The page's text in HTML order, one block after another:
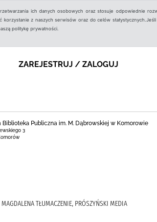
ich danych osobowych oraz stosuje odpowiednie
z naszych serwisów oraz do celów
politykę prywatności.
ZAREJESTRUJ / ZALOGUJ
Biblioteka Publiczna im. M. Dąbrowskiej w Komorowie
3
TŁUMACZENIE, PRÓSZYŃSKI MEDIA